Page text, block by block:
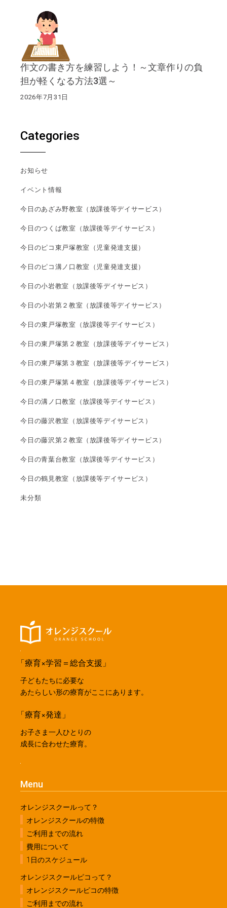
作文の書き方を練習しよう！～文章作りの負
担が軽くなる方法3選～
2026年7月31日
Categories
お知らせ
イベント情報
今日のあざみ野教室（放課後等デイサービス）
今日のつくば教室（放課後等デイサービス）
今日のピコ東戸塚教室（児童発達支援）
今日のピコ溝ノ口教室（児童発達支援）
今日の小岩教室（放課後等デイサービス）
今日の小岩第２教室（放課後等デイサービス）
今日の東戸塚教室（放課後等デイサービス）
今日の東戸塚第２教室（放課後等デイサービス）
今日の東戸塚第３教室（放課後等デイサービス）
今日の東戸塚第４教室（放課後等デイサービス）
今日の溝ノ口教室（放課後等デイサービス）
今日の藤沢教室（放課後等デイサービス）
今日の藤沢第２教室（放課後等デイサービス）
今日の青葉台教室（放課後等デイサービス）
今日の鶴見教室（放課後等デイサービス）
未分類
「療育×学習＝総合支援」
子どもたちに必要な
あたらしい形の療育がここにあります。
「療育×発達」
お子さま一人ひとりの
成長に合わせた療育。
Menu
オレンジスクールって？
オレンジスクールの特徴
ご利用までの流れ
費用について
1日のスケジュール
オレンジスクールピコって？
オレンジスクールピコの特徴
ご利用までの流れ